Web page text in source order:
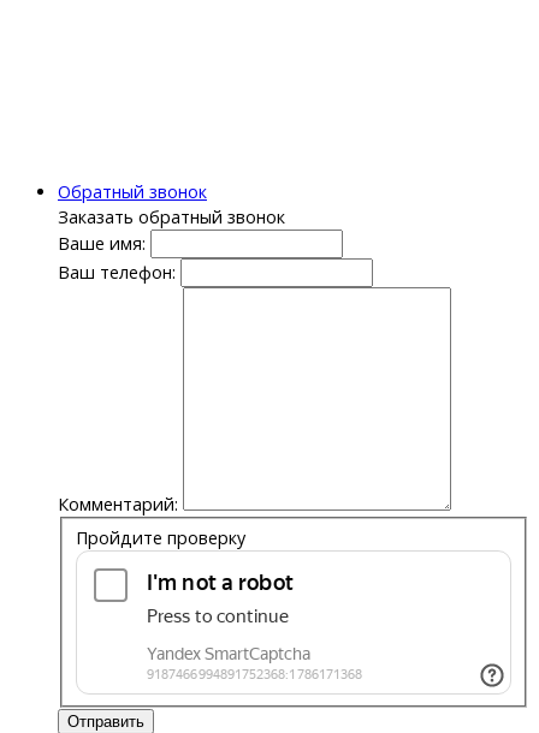
Обратный звонок
Заказать обратный звонок
Ваше имя:
Ваш телефон:
Комментарий:
Пройдите проверку
Отправить